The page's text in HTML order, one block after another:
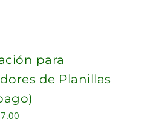
para
de Planillas